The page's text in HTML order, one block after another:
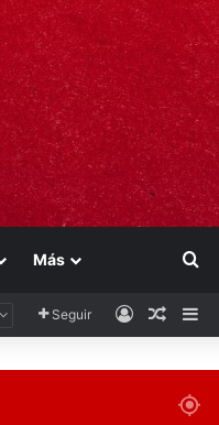
Más
Seguir Acceso